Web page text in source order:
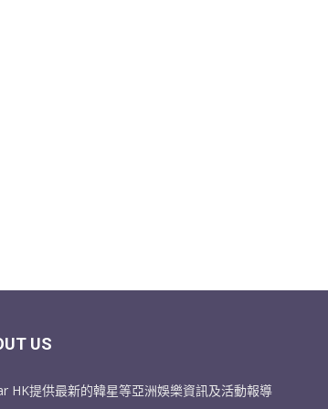
US
HK提供最新的韓星等亞洲娛樂資訊及活動報導